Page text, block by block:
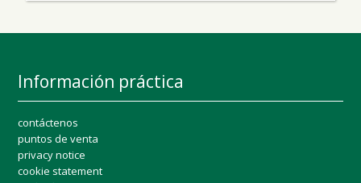
Información práctica
contáctenos
puntos de venta
privacy notice
cookie statement